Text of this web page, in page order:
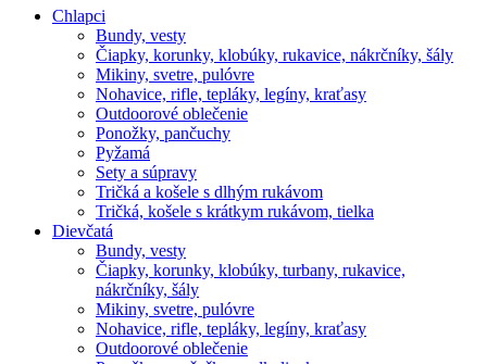
Chlapci
Bundy, vesty
Čiapky, korunky, klobúky, rukavice, nákrčníky, šály
Mikiny, svetre, pulóvre
Nohavice, rifle, tepláky, legíny, kraťasy
Outdoorové oblečenie
Ponožky, pančuchy
Pyžamá
Sety a súpravy
Tričká a košele s dlhým rukávom
Tričká, košele s krátkym rukávom, tielka
Dievčatá
Bundy, vesty
Čiapky, korunky, klobúky, turbany, rukavice,
nákrčníky, šály
Mikiny, svetre, pulóvre
Nohavice, rifle, tepláky, legíny, kraťasy
Outdoorové oblečenie